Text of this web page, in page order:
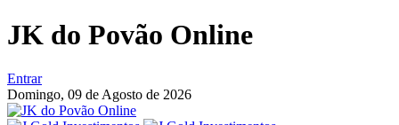
JK do Povão Online
Entrar
Domingo, 09 de Agosto de 2026